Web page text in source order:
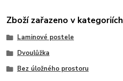
Zboží zařazeno v kategoriích
Laminové postele
Dvoulůžka
Bez úložného prostoru